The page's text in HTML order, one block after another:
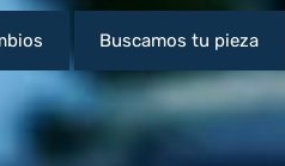
Buscamos tu pieza